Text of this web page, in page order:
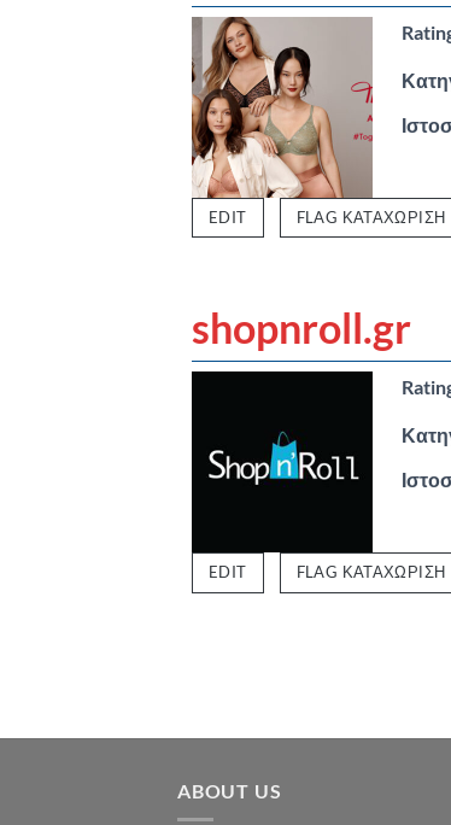
EDIT FLAG ΚΑΤΑΧΏΡΙΣΗ
shopnroll.gr
EDIT FLAG ΚΑΤΑΧΏΡΙΣΗ
ABOUT US